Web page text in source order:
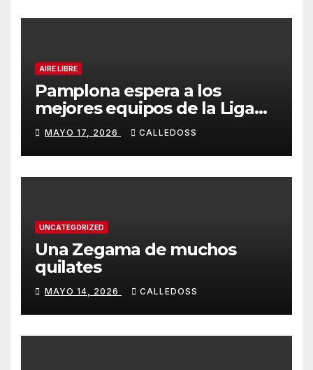
AIRE LIBRE
Pamplona espera a los
mejores equipos de la Liga
Joma e Iberdrola
MAYO 17, 2026 CALLEDOSS
UNCATEGORIZED
Una Zegama de muchos
quilates
MAYO 14, 2026 CALLEDOSS